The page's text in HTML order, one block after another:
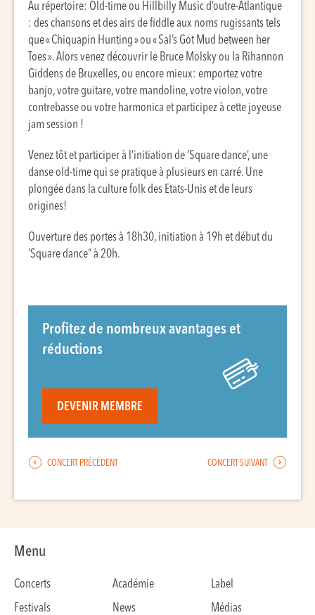
Au répertoire: Old-time ou Hillbilly Music d’outre-Atlantique
: des chansons et des airs de fiddle aux noms rugissants tels
que « Chiquapin Hunting » ou « Sal’s Got Mud between her
Toes ». Alors venez découvrir le Bruce Molsky ou la Rihannon
Giddens de Bruxelles, ou encore mieux: emportez votre
banjo, votre guitare, votre mandoline, votre violon, votre
contrebasse ou votre harmonica et participez à cette joyeuse
jam session !
Venez tôt et participer à l’initiation de ‘Square dance’, une
danse old-time qui se pratique à plusieurs en carré. Une
plongée dans la culture folk des Etats-Unis et de leurs
origines!
Ouverture des portes à 18h30, initiation à 19h et début du
‘Square dance” à 20h.
Profitez de nombreux avantages et
réductions
DEVENIR MEMBRE
CONCERT PRÉCÉDENT CONCERT SUIVANT
Menu
Concerts Académie
Label
Festivals
News
Médias